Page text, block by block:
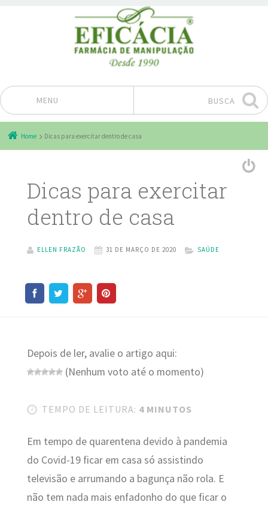
MENU
Pular para o conteúdo
BUSCA
Home Dicas para exercitar dentro de casa
Dicas para exercitar
dentro de casa
ELLEN FRAZÃO 31 DE MARÇO DE 2020 SAÚDE
Depois de ler, avalie o artigo aqui:
(Nenhum voto até o momento)
TEMPO DE LEITURA: 4 MINUTOS
Em tempo de quarentena devido à pandemia
do Covid-19 ficar em casa só assistindo
televisão e arrumando a bagunça não rola. E
não tem nada mais enfadonho do que ficar o